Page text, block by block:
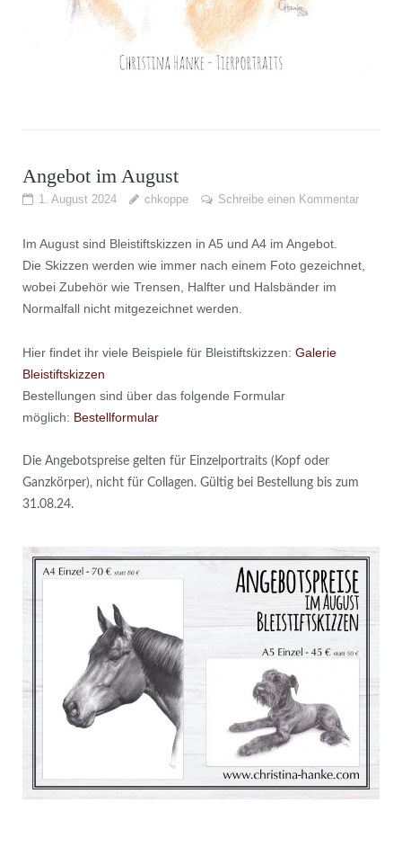
Angebot im August
1. August 2024 chkoppe Schreibe einen Kommentar
Im August sind Bleistiftskizzen in A5 und A4 im Angebot.
Die Skizzen werden wie immer nach einem Foto gezeichnet,
wobei Zubehör wie Trensen, Halfter und Halsbänder im
Normalfall nicht mitgezeichnet werden.
Hier findet ihr viele Beispiele für Bleistiftskizzen: Galerie
Bleistiftskizzen
Bestellungen sind über das folgende Formular
möglich: Bestellformular
Die Angebotspreise gelten für Einzelportraits (Kopf oder
Ganzkörper), nicht für Collagen. Gültig bei Bestellung bis zum
31.08.24.